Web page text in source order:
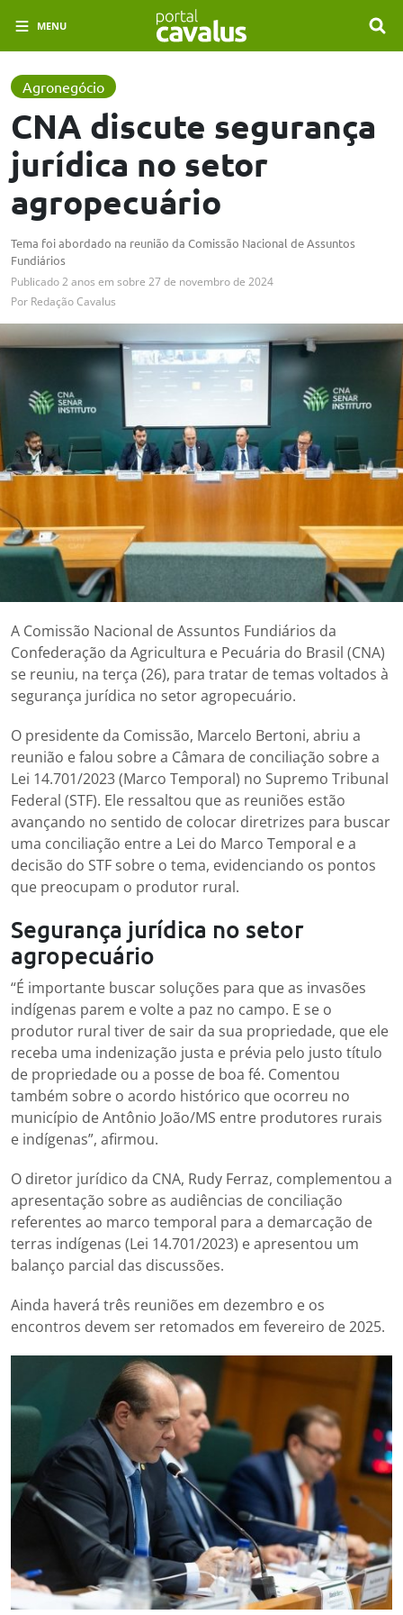
MENU
Agronegócio
CNA discute segurança
jurídica no setor
agropecuário
Tema foi abordado na reunião da Comissão Nacional de Assuntos
Fundiários
Publicado2 anos em sobre 27 de novembro de 2024
Por Redação Cavalus
A Comissão Nacional de Assuntos Fundiários da
Confederação da Agricultura e Pecuária do Brasil (CNA)
se reuniu, na terça (26), para tratar de temas voltados à
segurança jurídica no setor agropecuário.
O presidente da Comissão, Marcelo Bertoni, abriu a
reunião e falou sobre a Câmara de conciliação sobre a
Lei 14.701/2023 (Marco Temporal) no Supremo Tribunal
Federal (STF). Ele ressaltou que as reuniões estão
avançando no sentido de colocar diretrizes para buscar
uma conciliação entre a Lei do Marco Temporal e a
decisão do STF sobre o tema, evidenciando os pontos
que preocupam o produtor rural.
Segurança jurídica no setor
agropecuário
“É importante buscar soluções para que as invasões
indígenas parem e volte a paz no campo. E se o
produtor rural tiver de sair da sua propriedade, que ele
receba uma indenização justa e prévia pelo justo título
de propriedade ou a posse de boa fé. Comentou
também sobre o acordo histórico que ocorreu no
município de Antônio João/MS entre produtores rurais
e indígenas”, afirmou.
O diretor jurídico da CNA, Rudy Ferraz, complementou a
apresentação sobre as audiências de conciliação
referentes ao marco temporal para a demarcação de
terras indígenas (Lei 14.701/2023) e apresentou um
balanço parcial das discussões.
Ainda haverá três reuniões em dezembro e os
encontros devem ser retomados em fevereiro de 2025.